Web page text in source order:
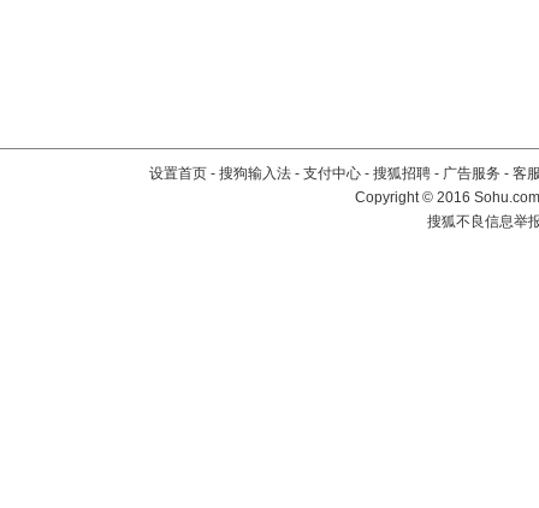
设置首页 - 搜狗输入法 - 支付中心 - 搜狐招聘 - 广告服务 - 客
Copyright©2016
搜狐不良信息举